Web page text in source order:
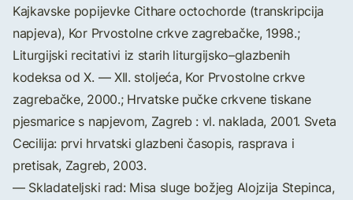
Kajkavske popijevke Cithare octochorde (transkripcija
napjeva), Kor Prvostolne crkve zagrebačke, 1998.;
Liturgijski recitativi iz starih liturgijsko–glazbenih
kodeksa od X. — XII. stoljeća, Kor Prvostolne crkve
zagrebačke, 2000.; Hrvatske pučke crkvene tiskane
pjesmarice s napjevom, Zagreb : vl. naklada, 2001. Sveta
Cecilija: prvi hrvatski glazbeni časopis, rasprava i
pretisak, Zagreb, 2003.
— Skladateljski rad: Misa sluge božjeg Alojzija Stepinca,